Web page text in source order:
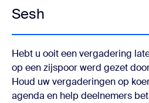
Sesh
Hebt u ooit een vergadering
op een zijspoor werd gezet
Houd uw vergaderingen op
agenda en help deelnemers